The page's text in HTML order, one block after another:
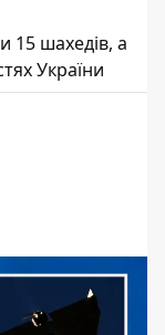
15 шахедів, а
України